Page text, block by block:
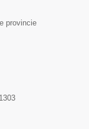
provincie